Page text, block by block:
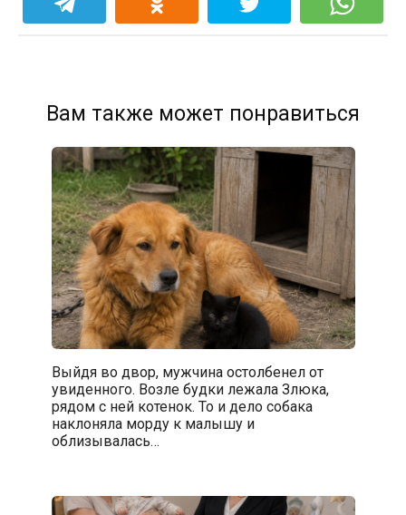
Вам также может понравиться
Выйдя во двор, мужчина остолбенел от
увиденного. Возле будки лежала Злюка,
рядом с ней котенок. То и дело собака
наклоняла морду к малышу и
облизывалась…